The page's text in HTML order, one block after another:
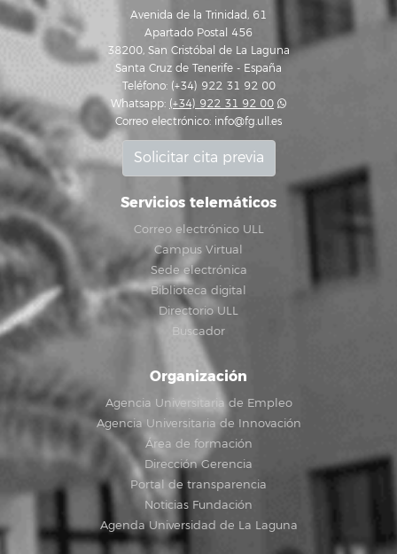
Avenida de la Trinidad, 61
Apartado Postal 456
38200, San Cristóbal de La Laguna
Santa Cruz de Tenerife - España
Teléfono: (+34) 922 31 92 00
Whatsapp: (+34) 922 31 92 00
Correo electrónico: info@fg.ull.es
Solicitar cita previa
Servicios telemáticos
Correo electrónico ULL
Campus Virtual
Sede electrónica
Biblioteca digital
Directorio ULL
Buscador
Organización
Agencia Universitaria de Empleo
Agencia Universitaria de Innovación
Área de formación
Dirección Gerencia
Portal de transparencia
Noticias Fundación
Agenda Universidad de La Laguna